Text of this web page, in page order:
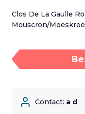
Clos De La Gaulle
Mouscron/
Contact: a d